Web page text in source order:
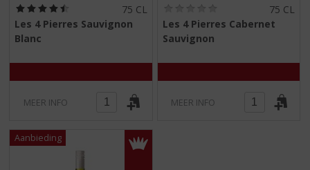
d
e
n
v
i
,
5
75 CL
Les 4 Pierres Sauvignon
Blanc
MEER INFO
,
5
75 CL
Les 4 Pierres Cabernet
Sauvignon
MEER INFO